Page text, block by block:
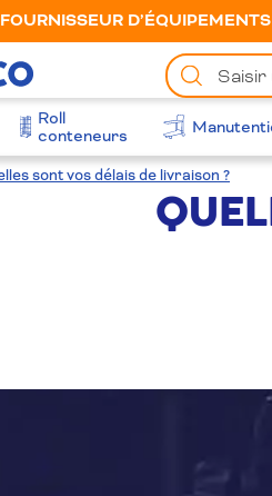
Chercher
un
produit
Roll
conteneurs
sont vos délais de livraison ?